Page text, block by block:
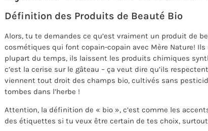
Définition des Produits de Beauté Bio
Alors, tu te demandes ce qu’est vraiment un produit de
cosmétiques qui font copain-copain avec Mère Nature!
plupart du temps, ils laissent les produits chimiques
c’est la cerise sur le gâteau – ça veut dire qu’ils
viennent tout droit des champs bio, cultivés sans
tombes dans l’herbe !
Attention, la définition de « bio », c’est comme les
des étiquettes si tu veux être certain de tes choix,